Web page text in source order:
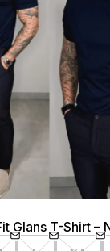
Glans T-Shirt –